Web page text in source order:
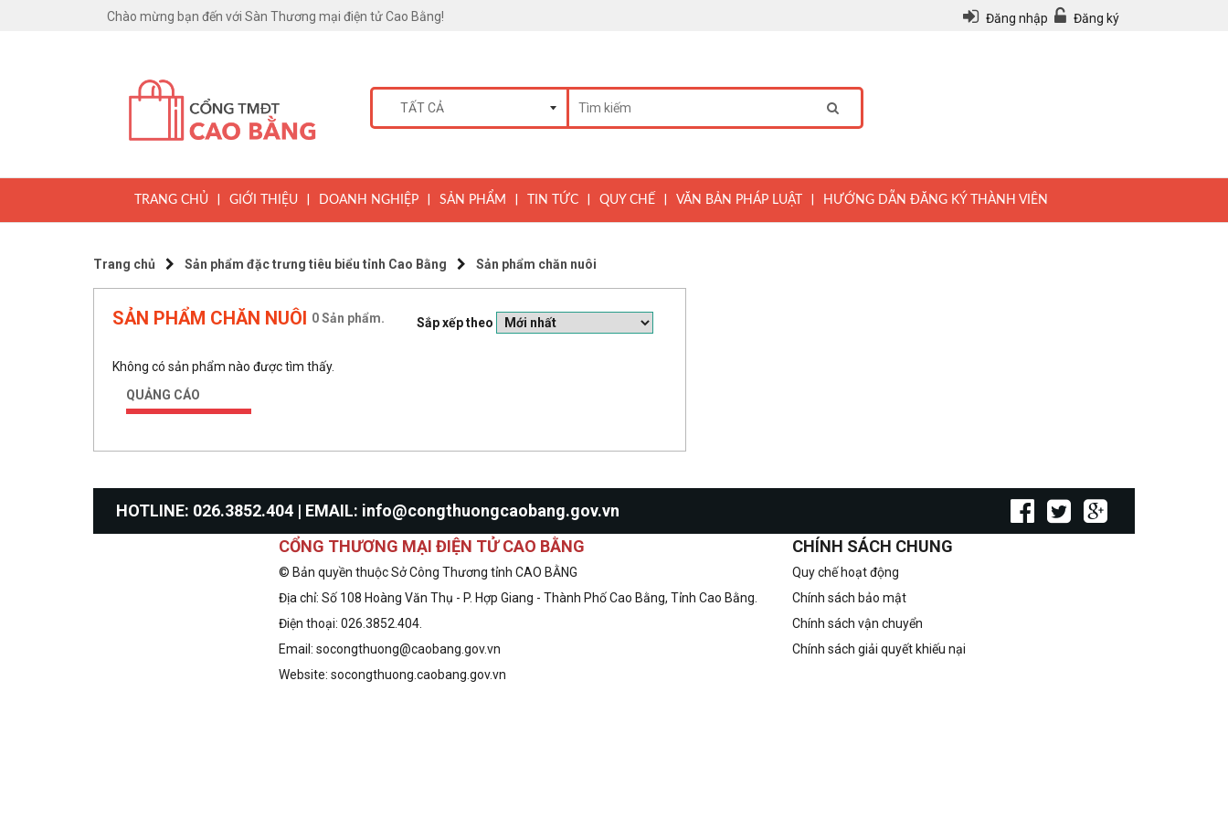
Chào mừng bạn đến với Sàn Thương mại điện tử Cao Bằng! Đăng nhập Đăng ký
TRANG CHỦ GIỚI THIỆU DOANH NGHIỆP SẢN PHẨM TIN TỨC QUY CHẾ VĂN BẢN PHÁP LUẬT HƯỚNG DẪN ĐĂNG KÝ THÀNH VIÊN
Trang chủ Sản phẩm đặc trưng tiêu biểu tỉnh Cao Bằng Sản phẩm chăn nuôi
SẢN PHẨM CHĂN NUÔI 0Sản phẩm. Sắp xếp theo
Không có sản phẩm nào được tìm thấy.
QUẢNG CÁO
HOTLINE: 026.3852.404 | EMAIL: info@congthuongcaobang.gov.vn
CỔNG THƯƠNG MẠI ĐIỆN TỬ CAO BẰNG
© Bản quyền thuộc Sở Công Thương tỉnh CAO BẰNG
Địa chỉ: Số 108 Hoàng Văn Thụ - P. Hợp Giang - Thành Phố Cao Bằng, Tỉnh Cao Bằng.
Điện thoại: 026.3852.404.
Email: socongthuong@caobang.gov.vn
Website: socongthuong.caobang.gov.vn
CHÍNH SÁCH CHUNG
Quy chế hoạt động
Chính sách bảo mật
Chính sách vận chuyển
Chính sách giải quyết khiếu nại